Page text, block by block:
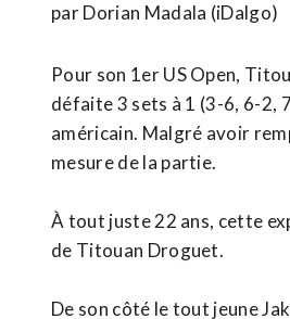
par Dorian Madala (iDalgo)
Pour son 1er US Open,
défaite 3 sets à 1 (3-6, 6-2,
américain. Malgré avoir
mesure de la partie.
À tout juste 22 ans, cette
de Titouan Droguet.
De son côté le tout jeune